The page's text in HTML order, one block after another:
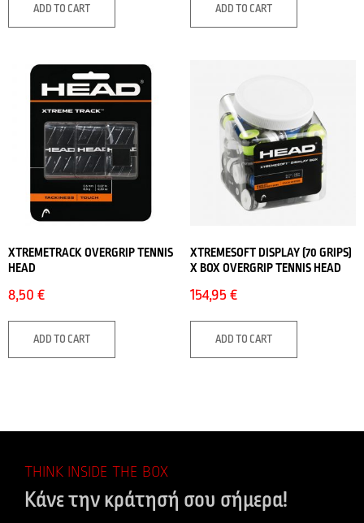
ADD TO CART ADD TO CART
XTREMETRACK OVERGRIP TENNIS
HEAD
8,50€
ADD TO CART
XTREMESOFT DISPLAY (70 GRIPS)
X BOX OVERGRIP TENNIS HEAD
154,95€
ADD TO CART
THINK INSIDE THE BOX
Κάνε την κράτησή σου σήμερα!